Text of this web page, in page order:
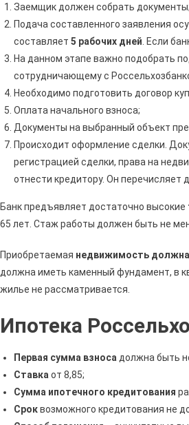
Заемщик должен собрать документы;
Подача составленного заявления
составляет 5 рабочих дней . Если
На данном этапе важно подобрать
сотрудничающему с
Необходимо подготовить договор
Оплата начального взноса;
Документы на выбранный объект
Происходит оформление сделки.
регистрацией сделки, права на
отнести кредитору. Он перечисляет
Банк предъявляет достаточно высокие
65 лет. Стаж работы должен быть не
Приобретаемая недвижимость должна
должна иметь каменный фундамент, в
жилье не рассматривается.
Ипотека
Первая сумма взноса должна быть
Ставка от 8,85;
Сумма ипотечного кредитования
Сроквозможного кредитования не